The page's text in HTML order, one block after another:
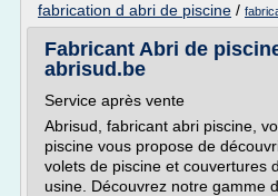
fabrication d abri de piscine /
Fabricant Abri de
abrisud.be
Service après vente
Abrisud, fabricant abri piscine,
piscine vous propose de
volets de piscine et couvertures
usine. Découvrez notre gamme